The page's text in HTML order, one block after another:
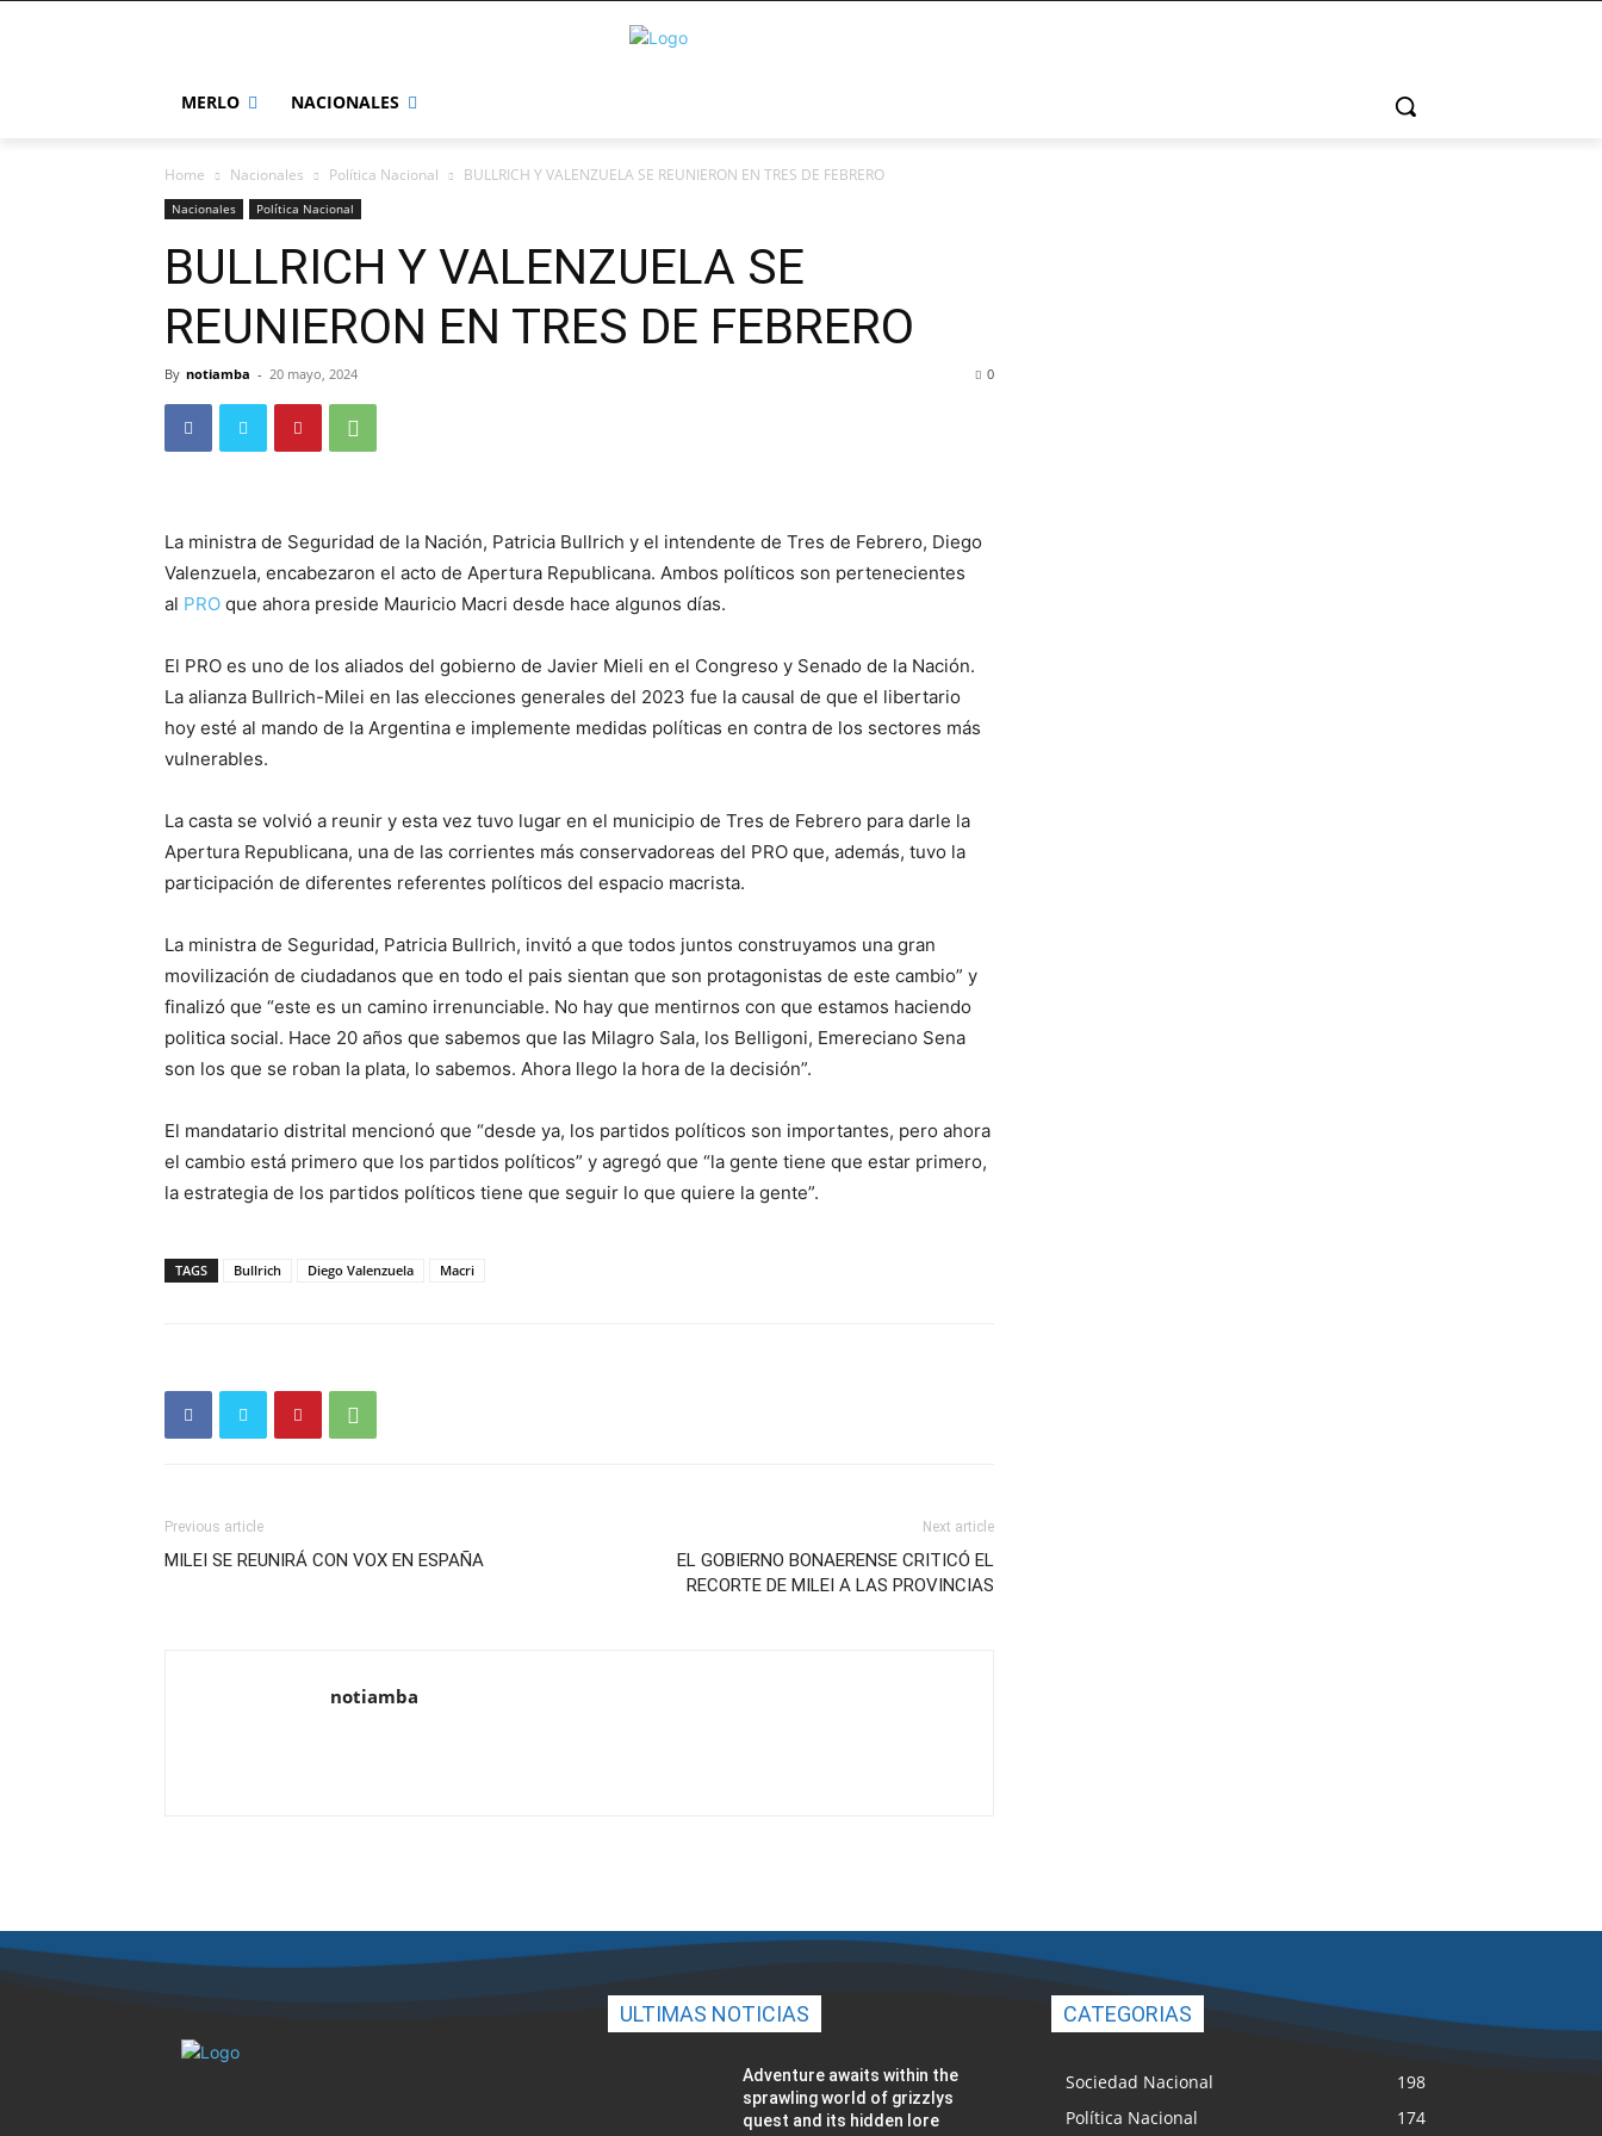
MERLO NACIONALES
Home Nacionales Política Nacional BULLRICH Y VALENZUELA SE REUNIERON EN TRES DE FEBRERO
Nacionales Política Nacional
BULLRICH Y VALENZUELA SE
REUNIERON EN TRES DE FEBRERO
By notiamba - 20 mayo, 2024 0
La ministra de Seguridad de la Nación, Patricia Bullrich y el intendente de Tres de Febrero, Diego
Valenzuela, encabezaron el acto de Apertura Republicana. Ambos políticos son pertenecientes
al PRO que ahora preside Mauricio Macri desde hace algunos días.
El PRO es uno de los aliados del gobierno de Javier Mieli en el Congreso y Senado de la Nación.
La alianza Bullrich-Milei en las elecciones generales del 2023 fue la causal de que el libertario
hoy esté al mando de la Argentina e implemente medidas políticas en contra de los sectores más
vulnerables.
La casta se volvió a reunir y esta vez tuvo lugar en el municipio de Tres de Febrero para darle la
Apertura Republicana, una de las corrientes más conservadoreas del PRO que, además, tuvo la
participación de diferentes referentes políticos del espacio macrista.
La ministra de Seguridad, Patricia Bullrich, invitó a que todos juntos construyamos una gran
movilización de ciudadanos que en todo el pais sientan que son protagonistas de este cambio” y
finalizó que “este es un camino irrenunciable. No hay que mentirnos con que estamos haciendo
politica social. Hace 20 años que sabemos que las Milagro Sala, los Belligoni, Emereciano Sena
son los que se roban la plata, lo sabemos. Ahora llego la hora de la decisión”.
El mandatario distrital mencionó que “desde ya, los partidos políticos son importantes, pero ahora
el cambio está primero que los partidos políticos” y agregó que “la gente tiene que estar primero,
la estrategia de los partidos políticos tiene que seguir lo que quiere la gente”.
TAGS Bullrich Diego Valenzuela Macri
Previous article
MILEI SE REUNIRÁ CON VOX EN ESPAÑA
Next article
EL GOBIERNO BONAERENSE CRITICÓ EL
RECORTE DE MILEI A LAS PROVINCIAS
notiamba
ULTIMAS NOTICIAS
Adventure awaits within the
sprawling world of grizzlys
quest and its hidden lore
CATEGORIAS
Sociedad Nacional
198
Política Nacional
174